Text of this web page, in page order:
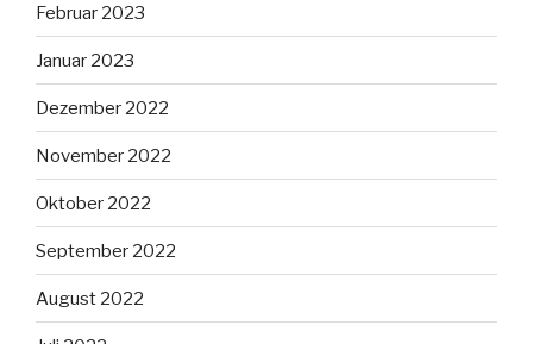
Februar 2023
Januar 2023
Dezember 2022
November 2022
Oktober 2022
September 2022
August 2022